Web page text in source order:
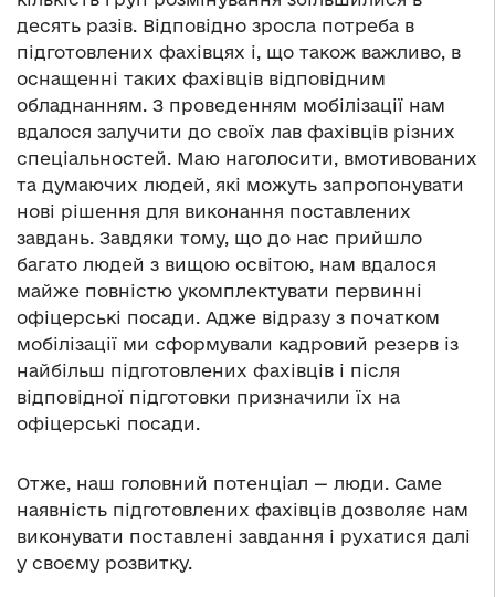
десять разів. Відповідно зросла потреба в
підготовлених фахівцях і, що також важливо, в
оснащенні таких фахівців відповідним
обладнанням. З проведенням мобілізації нам
вдалося залучити до своїх лав фахівців різних
спеціальностей. Маю наголосити, вмотивованих
та думаючих людей, які можуть запропонувати
нові рішення для виконання поставлених
завдань. Завдяки тому, що до нас прийшло
багато людей з вищою освітою, нам вдалося
майже повністю укомплектувати первинні
офіцерські посади. Адже відразу з початком
мобілізації ми сформували кадровий резерв із
найбільш підготовлених фахівців і після
відповідної підготовки призначили їх на
офіцерські посади.
Отже, наш головний потенціал — люди. Саме
наявність підготовлених фахівців дозволяє нам
виконувати поставлені завдання і рухатися далі
у своєму розвитку.